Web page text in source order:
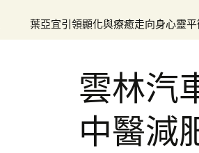
葉亞宜引領顯化與療癒走向身心靈
雲林汽
中醫減